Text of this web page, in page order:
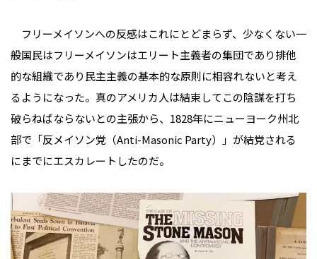
フリーメイソンへの反感はこれにとどまらず、少なくない一
般国民はフリーメイソンはエリート主義者の集団であり排他
的な組織であり民主主義の基本的な原則に相容れないと考え
るようになった。真のアメリカ人は結束してこの陰謀を打ち
破らねばならないとの主張から、1828年にニューヨーク州北
部で「反メイソン党（Anti-Masonic Party）」が結党される
にまでにエスカレートしたのだ。